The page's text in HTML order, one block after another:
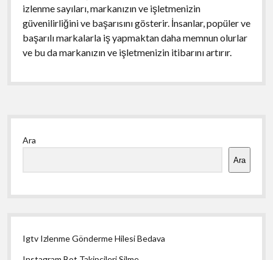
izlenme sayıları, markanızın ve işletmenizin
güvenilirliğini ve başarısını gösterir. İnsanlar, popüler ve
başarılı markalarla iş yapmaktan daha memnun olurlar
ve bu da markanızın ve işletmenizin itibarını artırır.
Yan
Menü
Ara
Ara
Igtv Izlenme Gönderme Hilesi Bedava